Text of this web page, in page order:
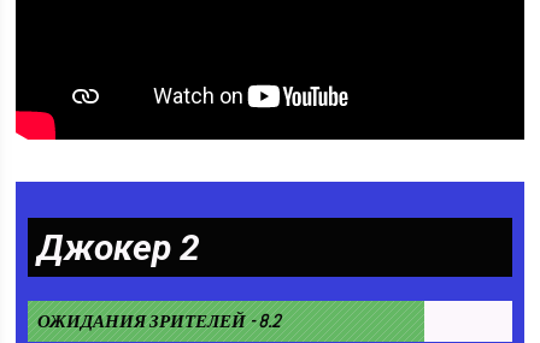
Джокер 2
ОЖИДАНИЯ ЗРИТЕЛЕЙ - 8.2